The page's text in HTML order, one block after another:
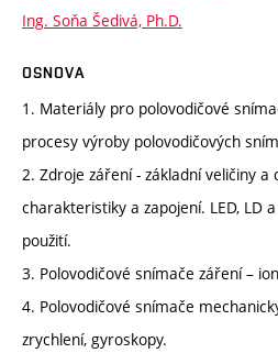
Ing. Soňa Šedivá, Ph.D.
OSNOVA
1. Materiály pro polovodičové
procesy výroby polovodičových
2. Zdroje záření - základní veličiny a
charakteristiky a zapojení. LED, LD
použití.
3. Polovodičové snímače záření –
4. Polovodičové snímače
zrychlení, gyroskopy.